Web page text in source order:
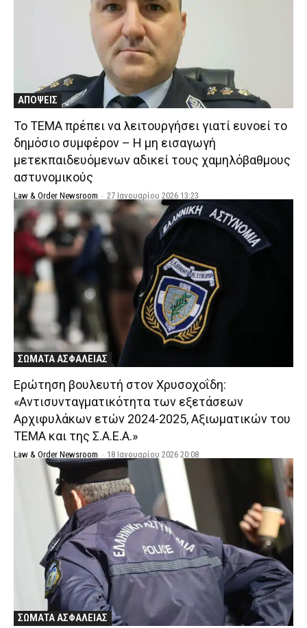
ΑΠΟΨΕΙΣ
Το ΤΕΜΑ πρέπει να λειτουργήσει γιατί ευνοεί το
δημόσιο συμφέρον – H μη εισαγωγή
μετεκπαιδευόμενων αδικεί τους χαμηλόβαθμους
αστυνομικούς
Law & Order Newsroom - 27 Ιανουαρίου 2026 13:23
ΣΩΜΑΤΑ ΑΣΦΑΛΕΙΑΣ
Ερώτηση βουλευτή στον Χρυσοχοΐδη:
«Αντισυνταγματικότητα των εξετάσεων
Αρχιφυλάκων ετών 2024-2025, Αξιωματικών του
ΤΕΜΑ και της Σ.Α.Ε.Α.»
Law & Order Newsroom - 18 Ιανουαρίου 2026 20:08
ΣΩΜΑΤΑ ΑΣΦΑΛΕΙΑΣ